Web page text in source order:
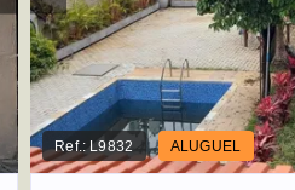
Ref.:L9832 ALUGUEL